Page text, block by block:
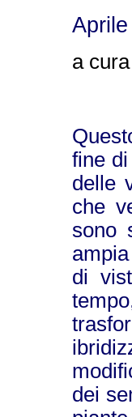
a
fine
delle
che
sono
di
dei